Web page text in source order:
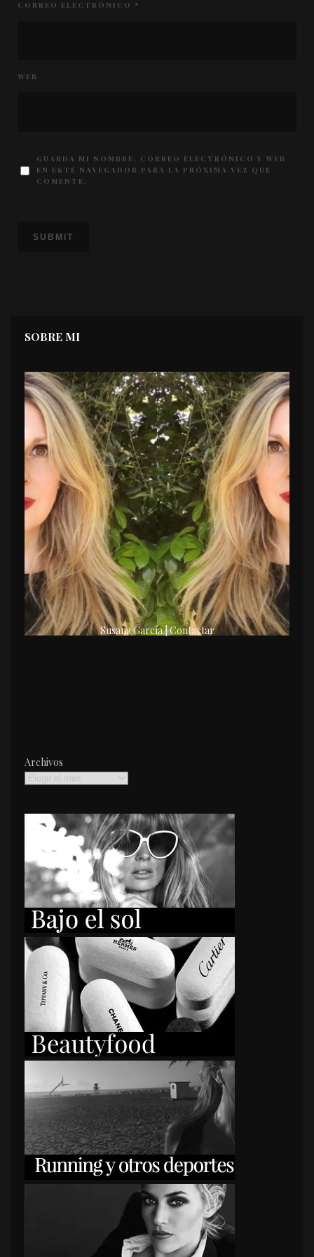
CORREO ELECTRÓNICO *
WEB
GUARDA MI NOMBRE, CORREO ELECTRÓNICO Y WEB
EN ESTE NAVEGADOR PARA LA PRÓXIMA VEZ QUE
COMENTE.
SOBRE MI
Susana García | Contactar
Archivos